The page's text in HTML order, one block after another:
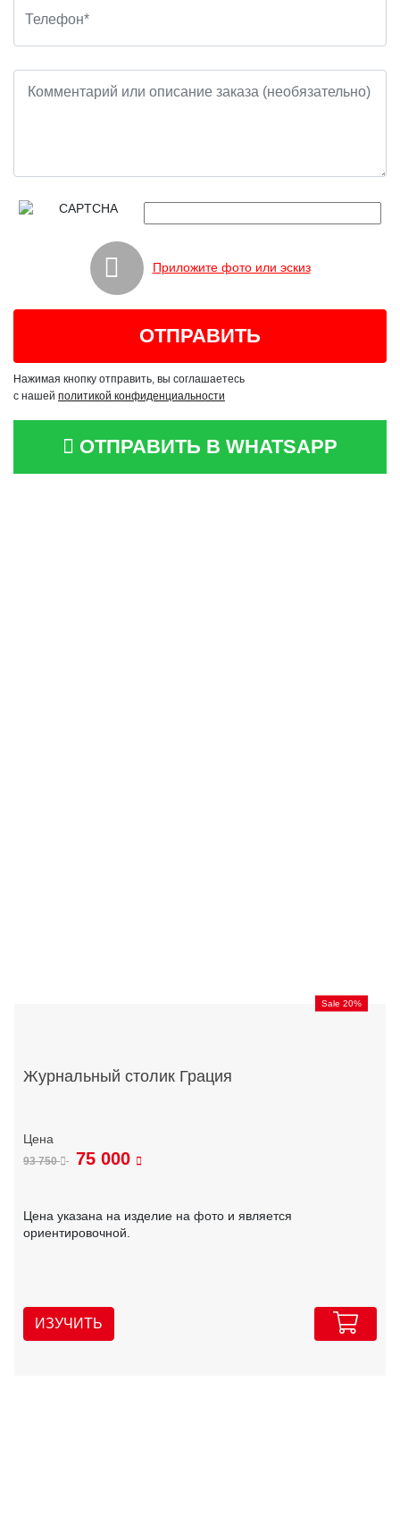
Приложите фото или эскиз
Нажимая кнопку отправить, вы соглашаетесь
с нашей политикой конфиденциальности
ОТПРАВИТЬ В WHATSAPP
Sale 20%
Журнальный столик Грация
93 750 75 000
Цена указана на изделие на фото и является
ориентировочной.
ИЗУЧИТЬ